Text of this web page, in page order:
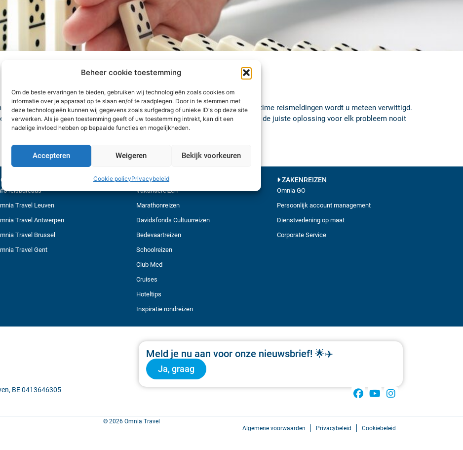
Beheer cookie toestemming
Om de beste ervaringen te bieden, gebruiken wij technologieën zoals cookies om
informatie over je apparaat op te slaan en/of te raadplegen. Door in te stemmen met
deze technologieën kunnen wij gegevens zoals surfgedrag of unieke ID's op deze site
verwerken. Als je geen toestemming geeft of uw toestemming intrekt, kan dit een
nadelige invloed hebben op bepaalde functies en mogelijkheden.
Accepteren Weigeren Bekijk voorkeuren
Cookie policyPrivacybeleid
uw account manager steevast voor u de vinger aan de pols. Dankzij realtime reismeldingen wordt u meteen verwittigd.
kunt u nog steeds op de service van uw account manager rekenen. Zo is de juiste oplossing voor elk probleem nooit
ONZE REISBUREAUS
reisbureaus
Travel Leuven
Travel Antwerpen
Travel Brussel
Travel Gent
ONS AANBOD
Vakantiereizen
Marathonreizen
Davidsfonds Cultuurreizen
Bedevaartreizen
Schoolreizen
Club Med
Cruises
Hoteltips
Inspiratie rondreizen
ZAKENREIZEN
Omnia GO
Persoonlijk account management
Dienstverlening op maat
Corporate Service
BE 0413646305
Meld je nu aan voor onze nieuwsbrief! 🌟✈️
Ja, graag
© 2026 Omnia Travel
Algemene voorwaarden
Privacybeleid Cookiebeleid